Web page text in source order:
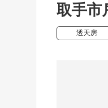
取手市
透天房